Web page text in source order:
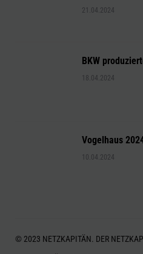
21.04.2024
BKW
18.04.2024
Vogelhaus
10.04.2024
© 2023 NETZKAPITÄN. DER